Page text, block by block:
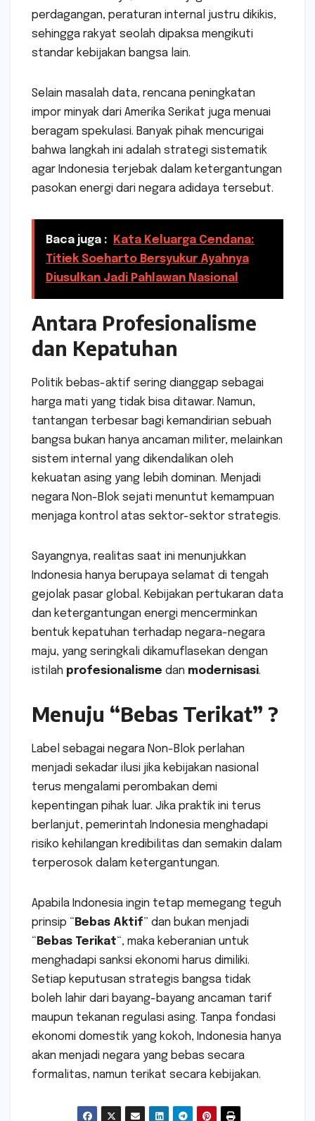
perdagangan, peraturan internal justru dikikis,
sehingga rakyat seolah dipaksa mengikuti
standar kebijakan bangsa lain.
Selain masalah data, rencana peningkatan
impor minyak dari Amerika Serikat juga menuai
beragam spekulasi. Banyak pihak mencurigai
bahwa langkah ini adalah strategi sistematik
agar Indonesia terjebak dalam ketergantungan
pasokan energi dari negara adidaya tersebut.
Baca juga :
Kata Keluarga Cendana:
Titiek Soeharto Bersyukur Ayahnya
Diusulkan Jadi Pahlawan Nasional
Antara Profesionalisme
dan Kepatuhan
Politik bebas-aktif sering dianggap sebagai
harga mati yang tidak bisa ditawar. Namun,
tantangan terbesar bagi kemandirian sebuah
bangsa bukan hanya ancaman militer, melainkan
sistem internal yang dikendalikan oleh
kekuatan asing yang lebih dominan. Menjadi
negara Non-Blok sejati menuntut kemampuan
menjaga kontrol atas sektor-sektor strategis.
Sayangnya, realitas saat ini menunjukkan
Indonesia hanya berupaya selamat di tengah
gejolak pasar global. Kebijakan pertukaran data
dan ketergantungan energi mencerminkan
bentuk kepatuhan terhadap negara-negara
maju, yang seringkali dikamuflasekan dengan
istilah profesionalisme dan modernisasi.
Menuju “Bebas Terikat” ?
Label sebagai negara Non-Blok perlahan
menjadi sekadar ilusi jika kebijakan nasional
terus mengalami perombakan demi
kepentingan pihak luar. Jika praktik ini terus
berlanjut, pemerintah Indonesia menghadapi
risiko kehilangan kredibilitas dan semakin dalam
terperosok dalam ketergantungan.
Apabila Indonesia ingin tetap memegang teguh
prinsip “ Bebas Aktif” dan bukan menjadi
“ Bebas Terikat“, maka keberanian untuk
menghadapi sanksi ekonomi harus dimiliki.
Setiap keputusan strategis bangsa tidak
boleh lahir dari bayang-bayang ancaman tarif
maupun tekanan regulasi asing. Tanpa fondasi
ekonomi domestik yang kokoh, Indonesia hanya
akan menjadi negara yang bebas secara
formalitas, namun terikat secara kebijakan.